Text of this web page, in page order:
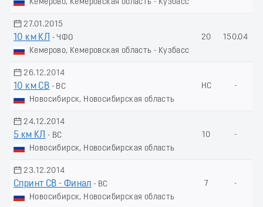
Кемерово, Кемеровская область - Кузбасс
27.01.2015
10 км КЛ
- ЧФО
Кемерово, Кемеровская область - Кузбасс
20 150.04
26.12.2014
10 км СВ - ВС
Новосибирск, Новосибирская область
НС -
24.12.2014
5 км КЛ
- ВС
Новосибирск, Новосибирская область
10 -
23.12.2014
Спринт СВ - Финал - ВС
Новосибирск, Новосибирская область
7 -